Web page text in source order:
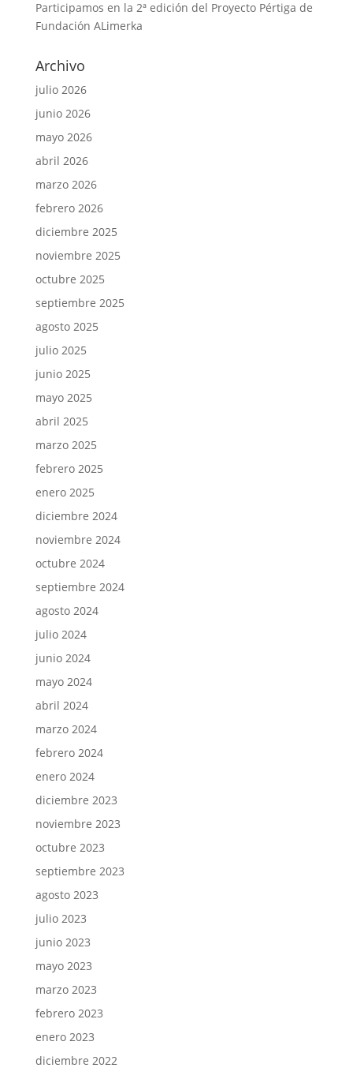
Participamos en la 2ª edición del Proyecto Pértiga de
Fundación ALimerka
Archivo
julio 2026
junio 2026
mayo 2026
abril 2026
marzo 2026
febrero 2026
diciembre 2025
noviembre 2025
octubre 2025
septiembre 2025
agosto 2025
julio 2025
junio 2025
mayo 2025
abril 2025
marzo 2025
febrero 2025
enero 2025
diciembre 2024
noviembre 2024
octubre 2024
septiembre 2024
agosto 2024
julio 2024
junio 2024
mayo 2024
abril 2024
marzo 2024
febrero 2024
enero 2024
diciembre 2023
noviembre 2023
octubre 2023
septiembre 2023
agosto 2023
julio 2023
junio 2023
mayo 2023
marzo 2023
febrero 2023
enero 2023
diciembre 2022